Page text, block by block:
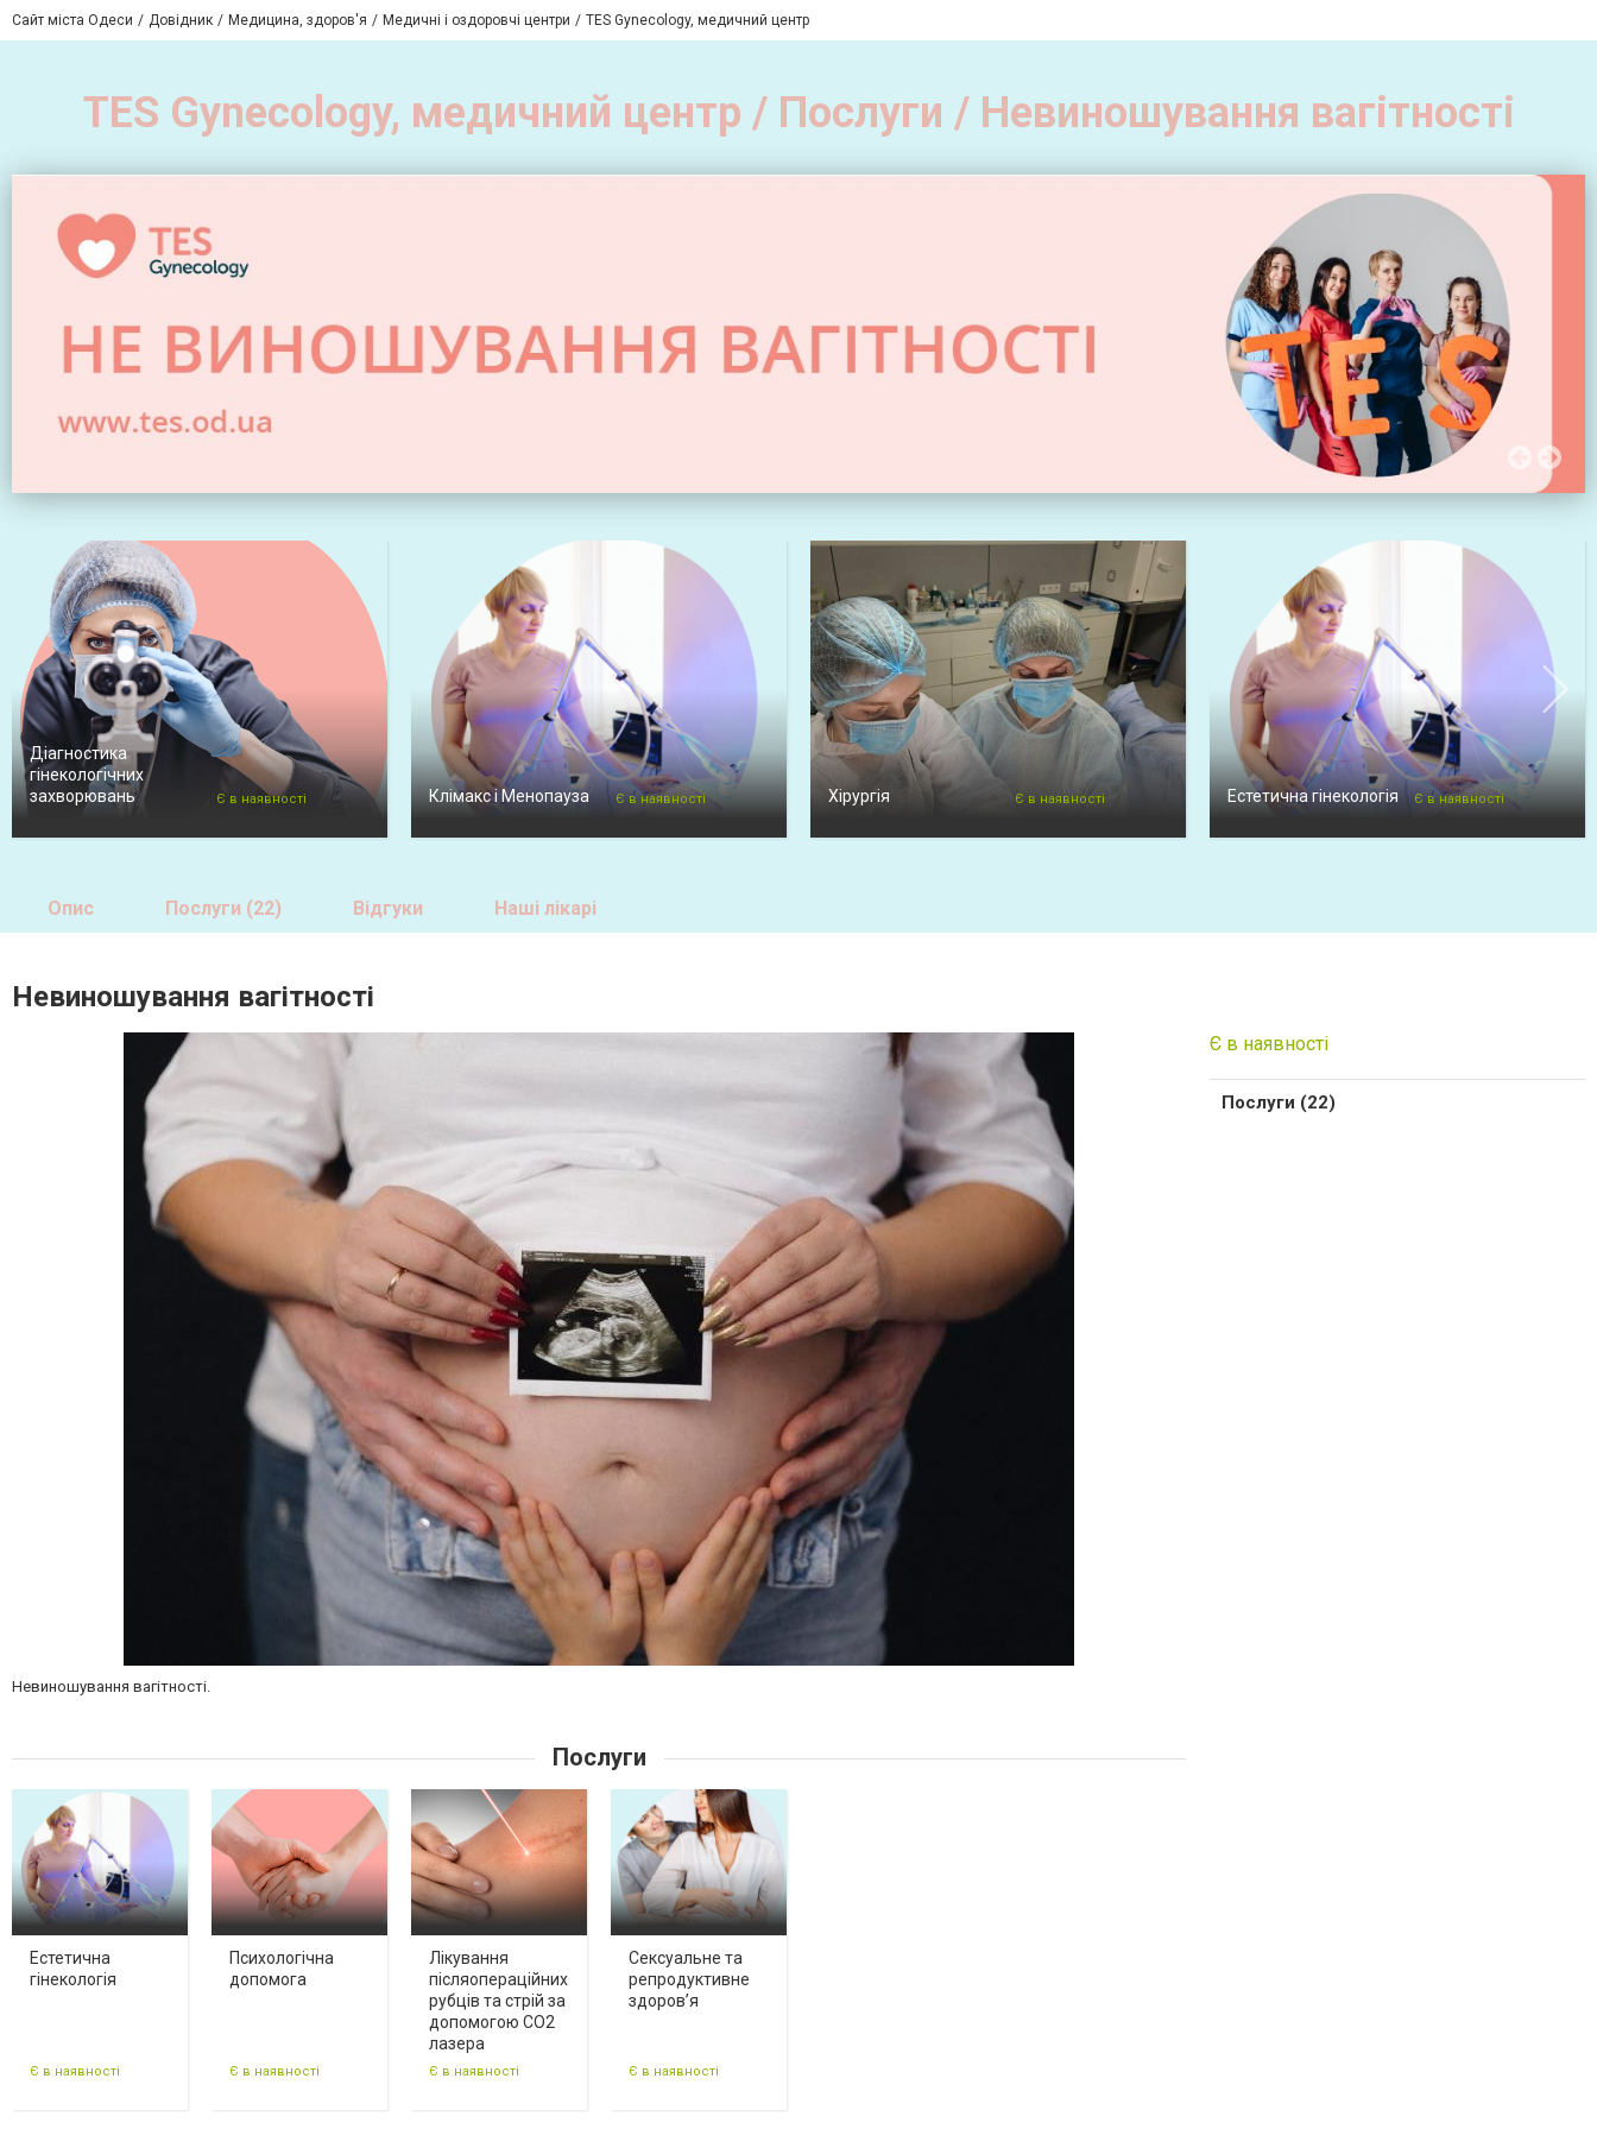
Сайт міста Одеси Довідник Медицина, здоров'я Медичні і оздоровчі центри TES Gynecology, медичний центр
TES Gynecology, медичний центр / Послуги / Невиношування вагітності
Діагностика
гінекологічних
захворювань
Є в наявності Клімакс і Менопауза Є в наявності Хірургія Є в наявності Естетична гінекологія Є в наявності
Опис Послуги (22) Відгуки Наші лікарі
Невиношування вагітності
Невиношування вагітності.
Є в наявності
Послуги (22)
Послуги
Естетична
гінекологія
Є в наявності
Психологічна
допомога
Є в наявності
Лікування
післяопераційних
рубців та стрій за
допомогою CO2
лазера
Є в наявності
Сексуальне та
репродуктивне
здоров’я
Є в наявності